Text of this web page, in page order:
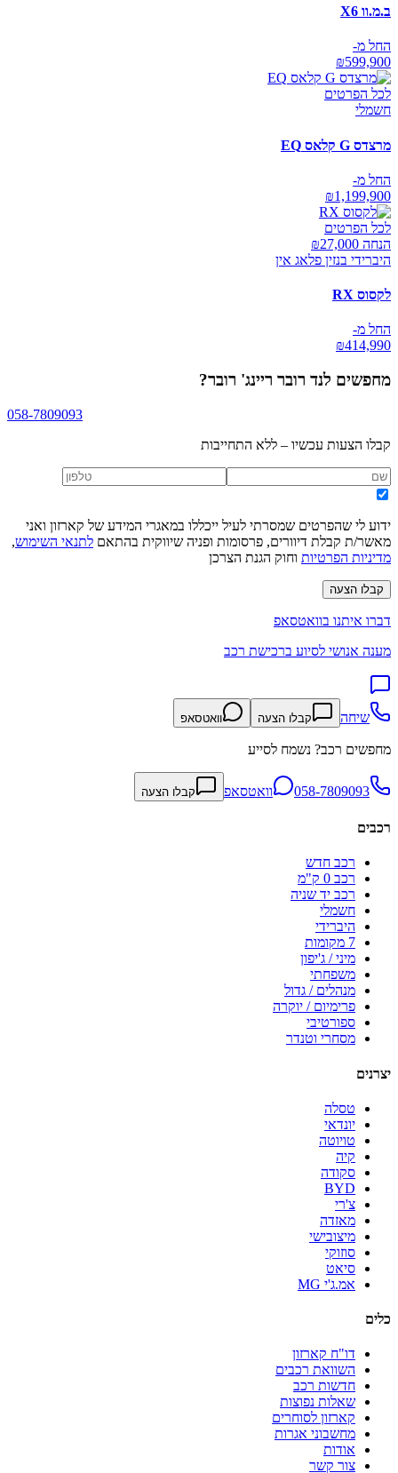
ב.מ.וו X6
החל מ-
₪599,900
לכל הפרטים
חשמלי
מרצדס G קלאס EQ
החל מ-
₪1,199,900
לכל הפרטים
הנחה ₪ 27,000
היברידי בנזין פלאג אין
לקסוס RX
החל מ-
₪414,990
מחפשים לנד רובר ריינג' רובר?
058-7809093
קבלו הצעות עכשיו – ללא התחייבות
ידוע לי שהפרטים שמסרתי לעיל ייכללו במאגרי המידע של קארזון ואני
מאשר/ת קבלת דיוורים, פרסומות ופניה שיווקית בהתאם לתנאי השימוש,
מדיניות הפרטיות וחוק הגנת הצרכן
קבלו הצעה
דברו איתנו בוואטסאפ
מענה אנושי לסיוע ברכישת רכב
שיחה קבלו הצעה וואטסאפ
מחפשים רכב? נשמח לסייע
058-7809093 וואטסאפ קבלו הצעה
רכבים
רכב חדש
רכב 0 ק"מ
רכב יד שניה
חשמלי
היברידי
7 מקומות
מיני / ג'יפון
משפחתי
מנהלים / גדול
פרימיום / יוקרה
ספורטיבי
מסחרי וטנדר
יצרנים
טסלה
יונדאי
טויוטה
קיה
סקודה
BYD
צ'רי
מאזדה
מיצובישי
סוזוקי
סיאט
אמ.ג'י MG
כלים
דו"ח קארזון
השוואת רכבים
חדשות רכב
שאלות נפוצות
קארזון לסוחרים
מחשבוני אגרות
אודות
צור קשר